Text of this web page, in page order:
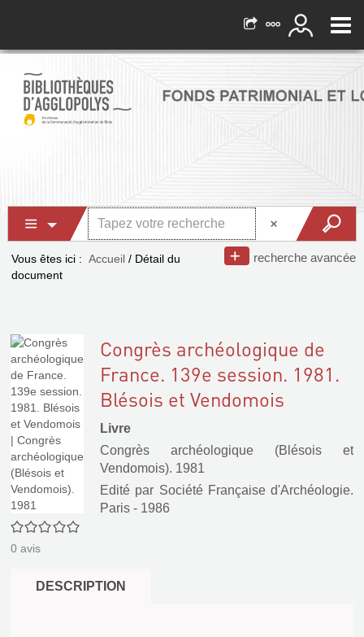
recherche avancée
Vous êtes ici : Accueil / Détail du
document
0/5
0 avis
Congrès archéologique de
France. 139e session. 1981.
Blésois et Vendomois
Livre
Congrès archéologique (Blésois et
Vendomois). 1981
Edité par Société Française d'Archéologie.
Paris - 1986
DESCRIPTION